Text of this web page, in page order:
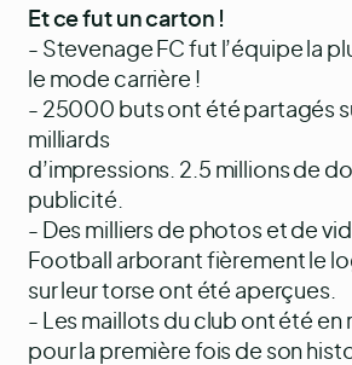
Et ce fut un carton !
- Stevenage FC fut l’équipe la
le mode carrière !
- 25000 buts ont été partagés
milliards
d’impressions. 2.5 millions de
publicité.
- Des milliers de photos et de
Football arborant fièrement le
sur leur torse ont été aperçues.
- Les maillots du club ont été
pour la première fois de son